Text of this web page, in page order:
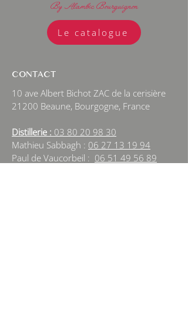
By Alambic Bourguignon
Le catalogue
CONTACT
10 ave Albert Bichot ZAC de la cerisière
21200 Beaune, Bourgogne, France
Distillerie : 03 80 20 98 30
Mathieu Sabbagh : 06 27 13 19 94
Paul de Vaucorbeil : 06 51 49 56 89